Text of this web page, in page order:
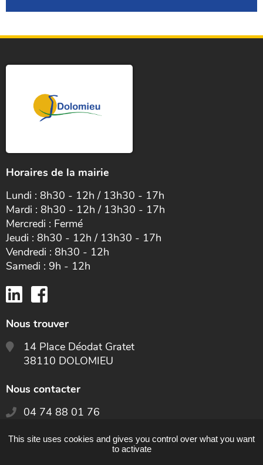
Horaires de la mairie
Lundi : 8h30 - 12h / 13h30 - 17h
Mardi : 8h30 - 12h / 13h30 - 17h
Mercredi : Fermé
Jeudi : 8h30 - 12h / 13h30 - 17h
Vendredi : 8h30 - 12h
Samedi : 9h - 12h
Nous trouver
14 Place Déodat Gratet
38110 DOLOMIEU
Nous contacter
04 74 88 01 76
CONTACTEZ-NOUS
This site uses cookies and gives you control over what you want
to activate